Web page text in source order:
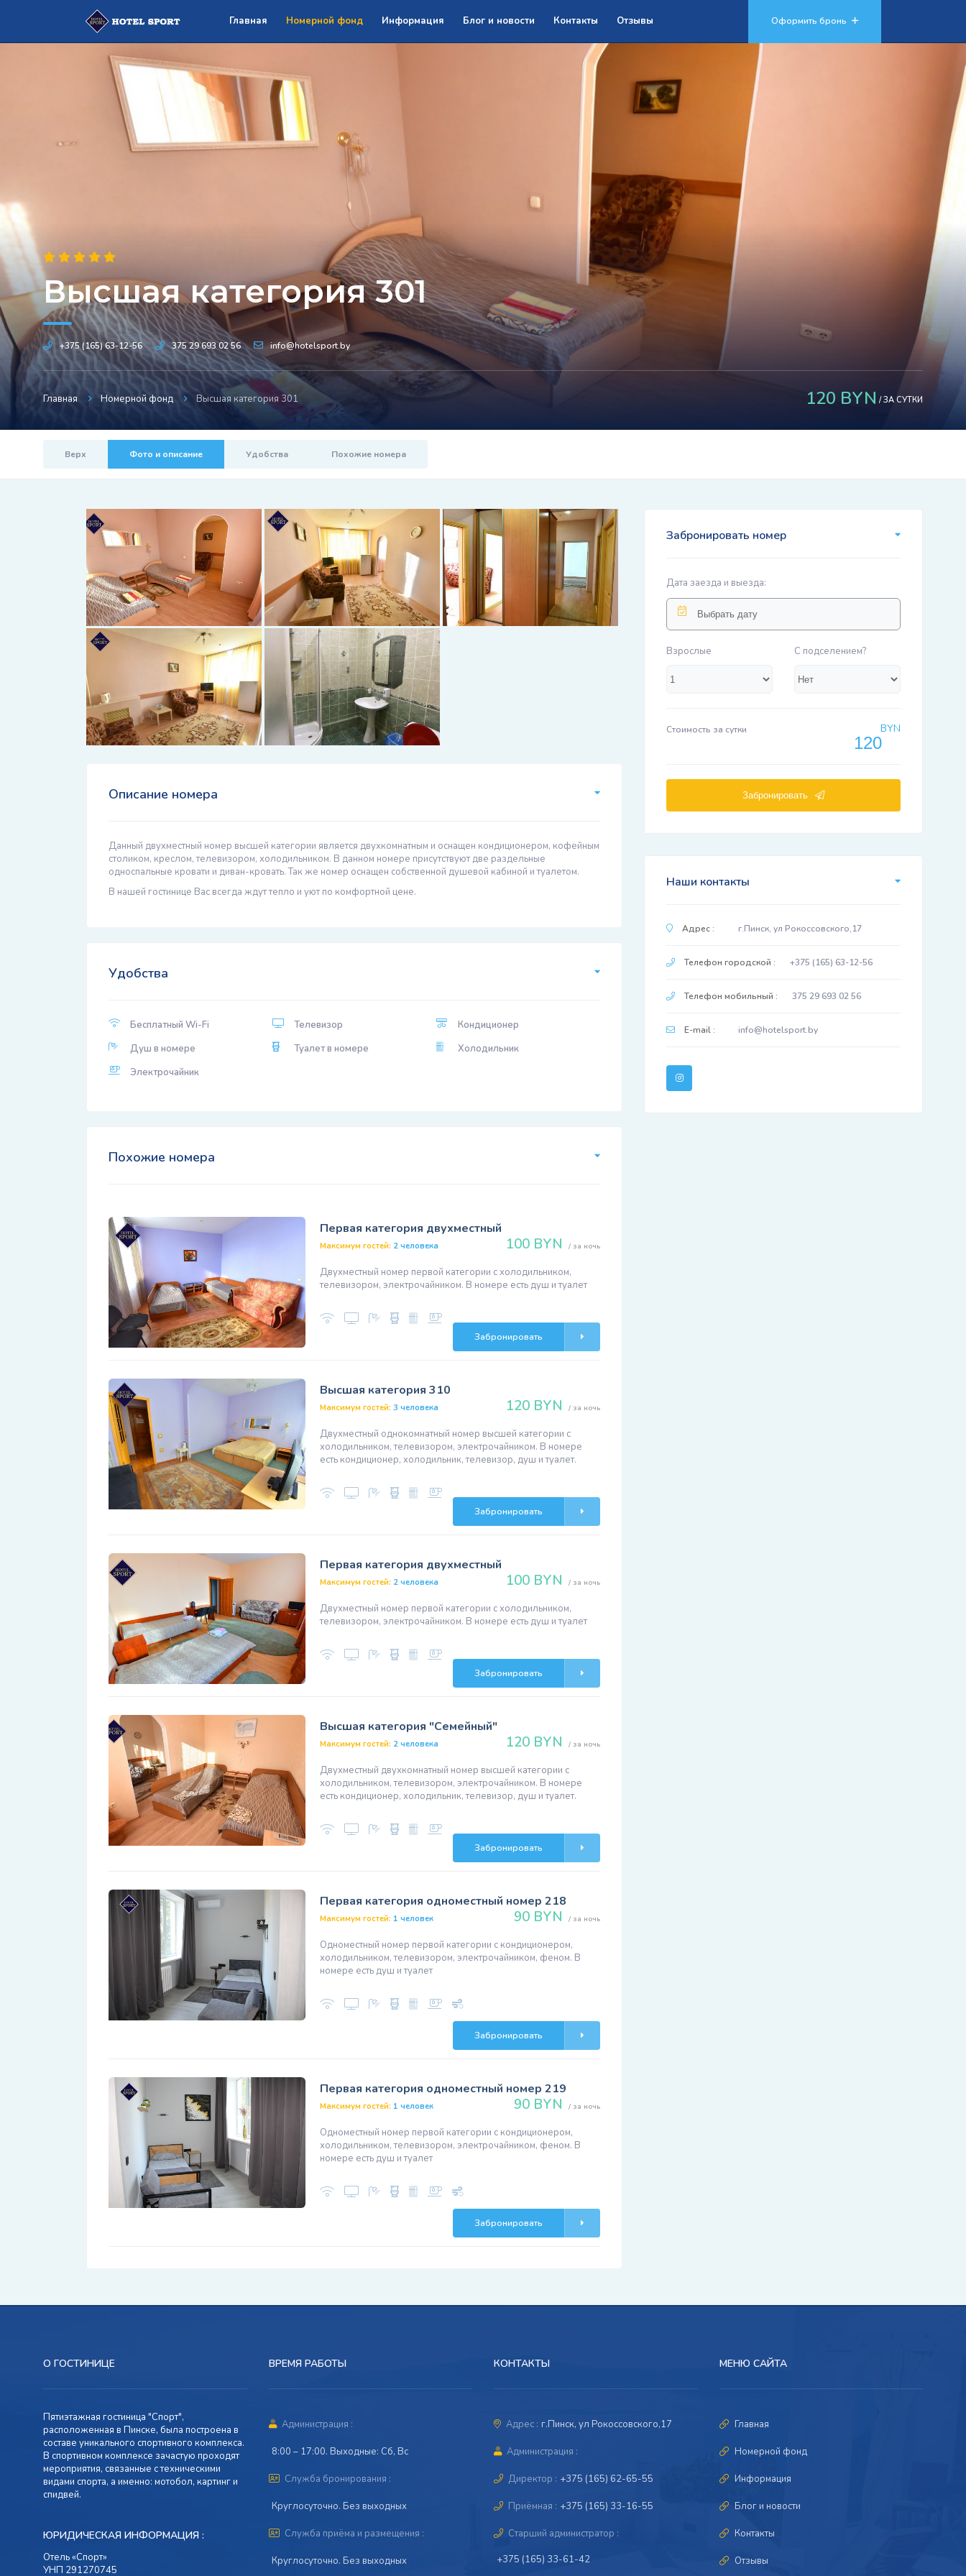
Главная Номерной фонд Информация Блог и новости Контакты Отзывы Оформить бронь
Высшая категория 301
+375 (165) 63-12-56 375 29 693 02 56 info@hotelsport.by
Главная Номерной фонд Высшая категория 301 120 BYN / ЗА СУТКИ
Верх Фото и описание Удобства Похожие номера
Описание номера
Данный двухместный номер высшей категории является двухкомнатным и оснащен кондиционером, кофейным
столиком, креслом, телевизором, холодильником. В данном номере присутствуют две раздельные
односпальные кровати и диван-кровать. Так же номер оснащен собственной душевой кабиной и туалетом.
В нашей гостинице Вас всегда ждут тепло и уютпо комфортной цене.
Удобства
Бесплатный Wi-Fi Телевизор
Кондиционер
Душ в номере
Туалет в номере
Холодильник
Электрочайник
Похожие номера
100 BYN / за ночь
Первая категория двухместный
Максимум гостей: 2 человека
Двухместный номер первой категории с холодильником,
телевизором, электрочайником. В номере есть душ и туалет
Забронировать
120 BYN / за ночь
Высшая категория 310
Максимум гостей: 3 человека
Двухместный однокомнатный номер высшей категории с
холодильником, телевизором, электрочайником. В номере
есть кондиционер, холодильник, телевизор, душ и туалет.
Забронировать
100 BYN / за ночь
Первая категория двухместный
Максимум гостей: 2 человека
Двухместный номер первой категории с холодильником,
телевизором, электрочайником. В номере есть душ и туалет
Забронировать
120 BYN / за ночь
Высшая категория "Семейный"
Максимум гостей: 2 человека
Двухместный двухкомнатный номер высшей категории с
холодильником, телевизором, электрочайником. В номере
есть кондиционер, холодильник, телевизор, душ и туалет.
Забронировать
90 BYN / за ночь
Первая категория одноместный номер 218
Максимум гостей: 1 человек
Одноместный номер первой категории с кондиционером,
холодильником, телевизором, электрочайником, феном. В
номере есть душ и туалет
Забронировать
90 BYN / за ночь
Первая категория одноместный номер 219
Максимум гостей: 1 человек
Одноместный номер первой категории с кондиционером,
холодильником, телевизором, электрочайником, феном. В
номере есть душ и туалет
Забронировать
Забронировать номер
Дата заезда и выезда:
Взрослые С подселением?
Стоимость за сутки BYN
Забронировать
Наши контакты
Адрес : г.Пинск, ул Рокоссовского,17
Телефон городской : +375 (165) 63-12-56
Телефон мобильный : 375 29 693 02 56
E-mail : info@hotelsport.by
О ГОСТИНИЦЕ
Пятиэтажная гостиница "Спорт",
расположенная в Пинске, была построена в
составе уникального спортивного комплекса.
В спортивном комплексе зачастую проходят
мероприятия, связанные с техническими
видами спорта, а именно: мотобол, картинг и
спидвей.
ЮРИДИЧЕСКАЯ ИНФОРМАЦИЯ :
Отель «Спорт»
УНП 291270745
ВРЕМЯ РАБОТЫ
Администрация :
8:00 – 17:00. Выходные: Сб, Вс
Служба бронирования :
Круглосуточно. Без выходных
Служба приёма и размещения :
Круглосуточно. Без выходных
КОНТАКТЫ
Адрес : г.Пинск, ул Рокоссовского,17
Администрация :
Директор : +375 (165) 62-65-55
Приёмная : +375 (165) 33-16-55
Старший администратор :
+375 (165) 33-61-42
МЕНЮ САЙТА
Главная
Номерной фонд
Информация
Блог и новости
Контакты
Отзывы